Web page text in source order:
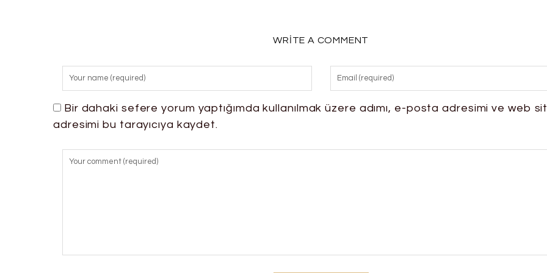
WRITE A COMMENT
Bir dahaki sefere yorum yaptığımda kullanılmak üzere adımı, e-posta adresimi ve web
adresimi bu tarayıcıya kaydet.